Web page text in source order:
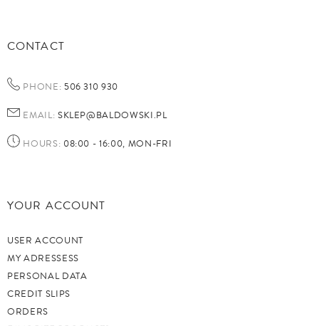
CONTACT
PHONE: 506 310 930
EMAIL: SKLEP@BALDOWSKI.PL
HOURS: 08:00 - 16:00, MON-FRI
YOUR ACCOUNT
USER ACCOUNT
MY ADRESSESS
PERSONAL DATA
CREDIT SLIPS
ORDERS